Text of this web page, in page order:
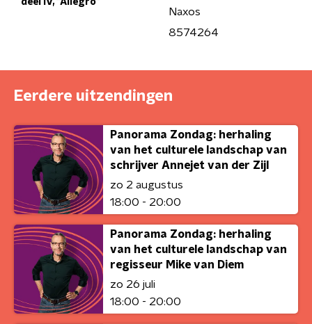
deel IV, "Allegro"
Naxos
8574264
Eerdere uitzendingen
Panorama Zondag: herhaling
van het culturele landschap van
schrijver Annejet van der Zijl
zo 2 augustus
18:00 - 20:00
Panorama Zondag: herhaling
van het culturele landschap van
regisseur Mike van Diem
zo 26 juli
18:00 - 20:00